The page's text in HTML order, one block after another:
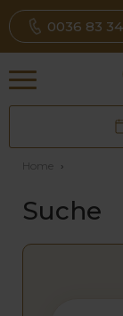
0036 83
Home ›
Suche